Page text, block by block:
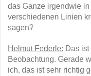
das Ganze irgendwie
verschiedenen Linien
sagen?
Helmut Federle: Das
Beobachtung. Gerade
ich, das ist sehr richtig